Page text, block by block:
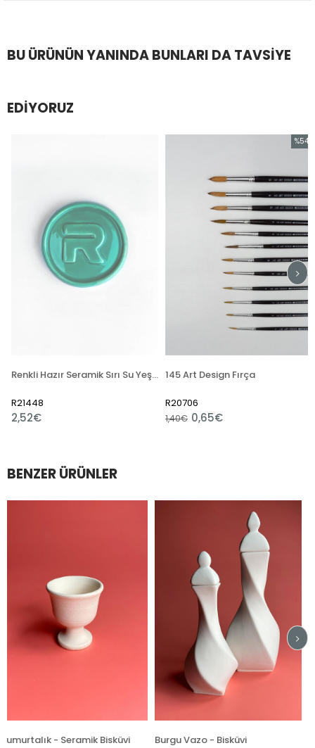
BU ÜRÜNÜN YANINDA BUNLARI DA TAVSIYE
EDIYORUZ
Renkli Hazır Seramik Sırı Su Yeşili 6135 (1050 °C)
R21448
2,52€
145 Art Design Fırça
R20706
0,65€
1,40€
%54
BENZER ÜRÜNLER
Bisküvi Burgu Vazo - Bisküvi Gözyaşı Marul